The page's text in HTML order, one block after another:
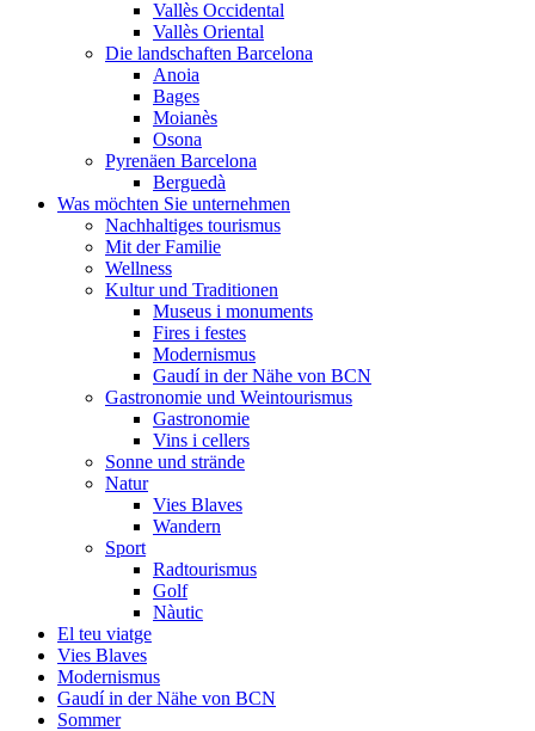
Vallès Occidental
Vallès Oriental
Die landschaften Barcelona
Anoia
Bages
Moianès
Osona
Pyrenäen Barcelona
Berguedà
Was möchten Sie unternehmen
Nachhaltiges tourismus
Mit der Familie
Wellness
Kultur und Traditionen
Museus i monuments
Fires i festes
Modernismus
Gaudí in der Nähe von BCN
Gastronomie und Weintourismus
Gastronomie
Vins i cellers
Sonne und strände
Natur
Vies Blaves
Wandern
Sport
Radtourismus
Golf
Nàutic
El teu viatge
Vies Blaves
Modernismus
Gaudí in der Nähe von BCN
Sommer